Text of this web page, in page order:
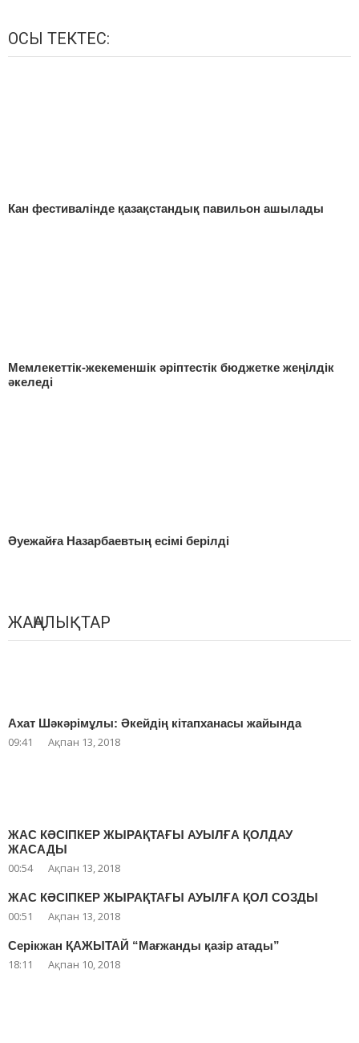
ОСЫ ТЕКТЕС:
Кан фестивалінде қазақстандық павильон ашылады
Мемлекеттік-жекеменшік әріптестік бюджетке жеңілдік
әкеледі
Әуежайға Назарбаевтың есімі берілді
ЖАҢАЛЫҚТАР
Ахат Шәкәрімұлы: Әкейдің кітапханасы жайында
09:41 Ақпан 13, 2018
ЖАС КӘСІПКЕР ЖЫРАҚТАҒЫ АУЫЛҒА ҚОЛДАУ
ЖАСАДЫ
00:54 Ақпан 13, 2018
ЖАС КӘСІПКЕР ЖЫРАҚТАҒЫ АУЫЛҒА ҚОЛ СОЗДЫ
00:51 Ақпан 13, 2018
Серікжан ҚАЖЫТАЙ “Мағжанды қазір атады”
18:11 Ақпан 10, 2018